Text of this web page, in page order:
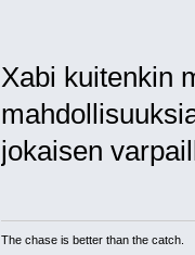
Xabi kuitenkin
jokaisen
The chase is better than the catch.